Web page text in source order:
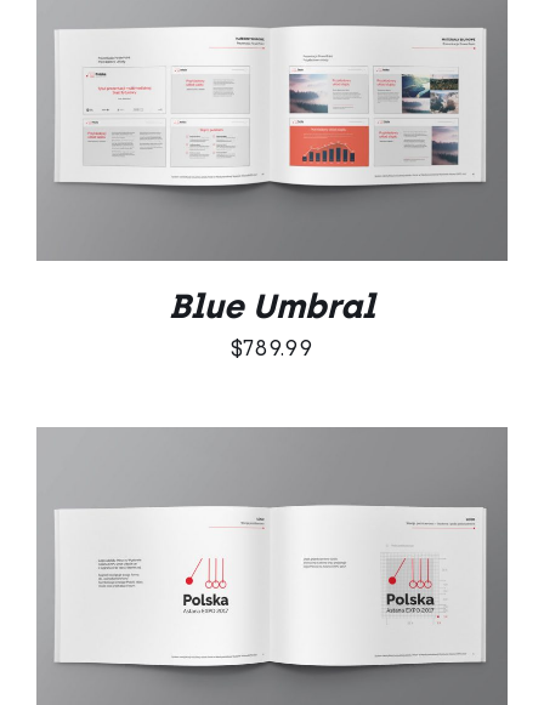
DODAJ DO KOSZYKA
SZCZEGÓŁY
Blue Umbral
$789.99
DODAJ DO KOSZYKA